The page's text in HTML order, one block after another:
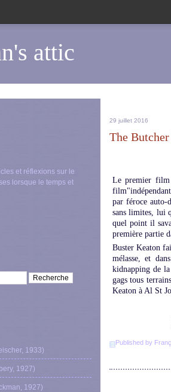
attic
et réflexions sur le
lorsque le temps et
1933)
1927)
1927)
29 juillet 2016
The
Le premier film
par féroce auto-
sans limites, lui
quel point il
première partie
Buster Keaton
mélasse, et
kidnapping de
gags tous
Keaton à Al St
Published by